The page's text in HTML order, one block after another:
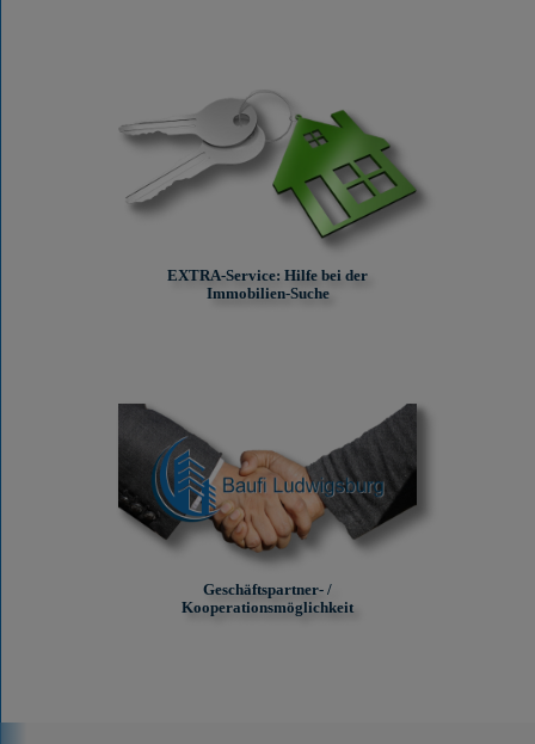
EXTRA-Service: Hilfe bei der
Immobilien-Suche
Geschäftspartner- /
Kooperationsmöglichkeit